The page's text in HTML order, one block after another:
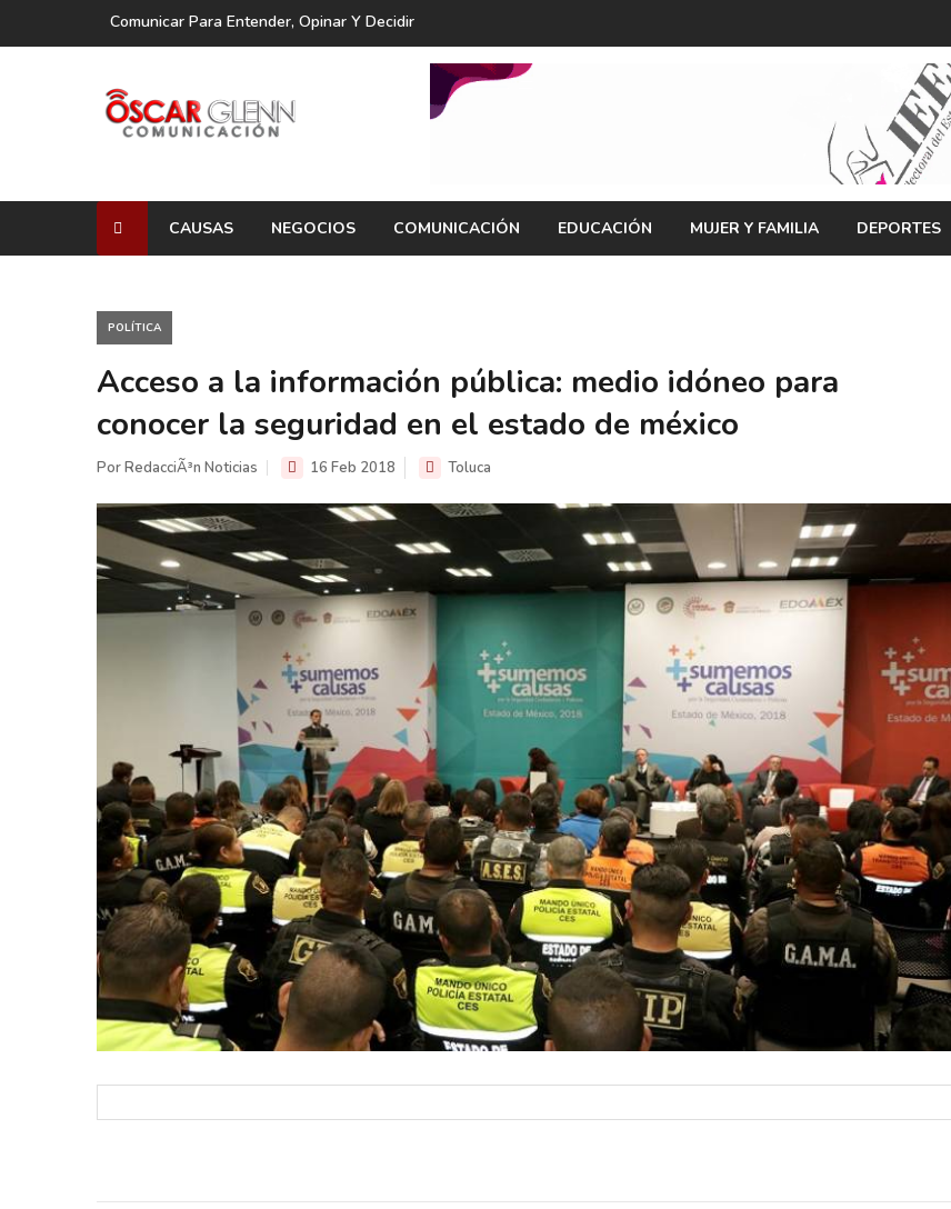
Comunicar Para Entender, Opinar Y Decidir
CAUSAS NEGOCIOS COMUNICACIÓN EDUCACIÓN MUJER Y FAMILIA DEPORTES
POLÍTICA
Acceso a la información pública: medio idóneo para
conocer la seguridad en el estado de méxico
Por RedacciÃ³n Noticias 16 Feb 2018 Toluca
en el ejercicio de sus
electorales
Y salió la propuesta de Reforma Electoral de
la Presidenta Sheinbaum
Informa el gobierno federal cómo fue el
operativo de captura de "El Mencho" y sus
reacciones en Jalisco